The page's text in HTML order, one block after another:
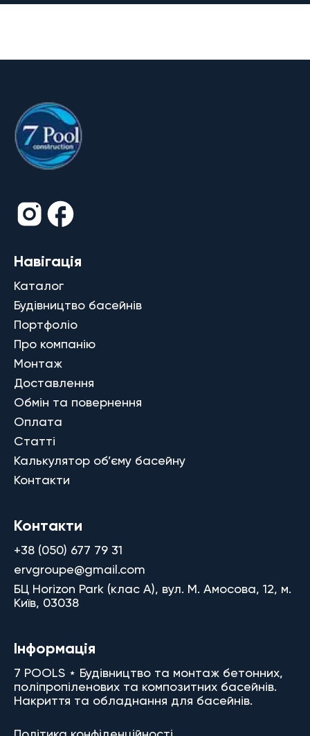
Навігація
Каталог
Будівництво басейнів
Портфоліо
Про компанію
Монтаж
Доставлення
Обмін та повернення
Оплата
Статті
Калькулятор об’єму басейну
Контакти
Контакти
+38 (050) 677 79 31
ervgroupe@gmail.com
БЦ Horizon Park (клас A), вул. М. Амосова, 12, м.
Київ, 03038
Інформація
7 POOLS ⋆ Будівництво та монтаж бетонних,
поліпропіленових та композитних басейнів.
Накриття та обладнання для басейнів.